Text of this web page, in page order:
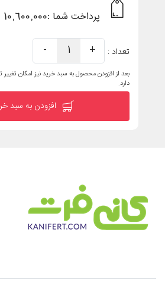
پرداخت شما :10,600,000 ریال
تعداد : +
1
-
بعد از افزودن محصول به سبد خرید نیز امکان
دارد.
افزودن به سبد